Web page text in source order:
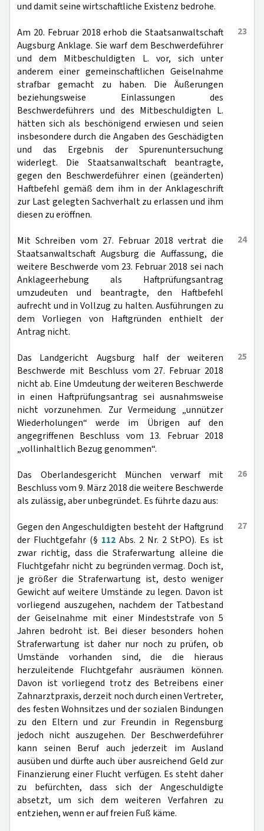
und damit seine wirtschaftliche Existenz bedrohe.
23
Am 20. Februar 2018 erhob die Staatsanwaltschaft
Augsburg Anklage. Sie warf dem Beschwerdeführer
und dem Mitbeschuldigten L. vor, sich unter
anderem einer gemeinschaftlichen Geiselnahme
strafbar gemacht zu haben. Die Äußerungen
beziehungsweise Einlassungen des
Beschwerdeführers und des Mitbeschuldigten L.
hätten sich als beschönigend erwiesen und seien
insbesondere durch die Angaben des Geschädigten
und das Ergebnis der Spurenuntersuchung
widerlegt. Die Staatsanwaltschaft beantragte,
gegen den Beschwerdeführer einen (geänderten)
Haftbefehl gemäß dem ihm in der Anklageschrift
zur Last gelegten Sachverhalt zu erlassen und ihm
diesen zu eröffnen.
24
Mit Schreiben vom 27. Februar 2018 vertrat die
Staatsanwaltschaft Augsburg die Auffassung, die
weitere Beschwerde vom 23. Februar 2018 sei nach
Anklageerhebung als Haftprüfungsantrag
umzudeuten und beantragte, den Haftbefehl
aufrecht und in Vollzug zu halten. Ausführungen zu
dem Vorliegen von Haftgründen enthielt der
Antrag nicht.
25
Das Landgericht Augsburg half der weiteren
Beschwerde mit Beschluss vom 27. Februar 2018
nicht ab. Eine Umdeutung der weiteren Beschwerde
in einen Haftprüfungsantrag sei ausnahmsweise
nicht vorzunehmen. Zur Vermeidung „unnützer
Wiederholungen“ werde im Übrigen auf den
angegriffenen Beschluss vom 13. Februar 2018
„vollinhaltlich Bezug genommen“.
26
Das Oberlandesgericht München verwarf mit
Beschluss vom 9. März 2018 die weitere Beschwerde
als zulässig, aber unbegründet. Es führte dazu aus:
27
Gegen den Angeschuldigten besteht der Haftgrund
der Fluchtgefahr (§ 112 Abs. 2 Nr. 2 StPO). Es ist
zwar richtig, dass die Straferwartung alleine die
Fluchtgefahr nicht zu begründen vermag. Doch ist,
je größer die Straferwartung ist, desto weniger
Gewicht auf weitere Umstände zu legen. Davon ist
vorliegend auszugehen, nachdem der Tatbestand
der Geiselnahme mit einer Mindeststrafe von 5
Jahren bedroht ist. Bei dieser besonders hohen
Straferwartung ist daher nur noch zu prüfen, ob
Umstände vorhanden sind, die die hieraus
herzuleitende Fluchtgefahr ausräumen können.
Davon ist vorliegend trotz des Betreibens einer
Zahnarztpraxis, derzeit noch durch einen Vertreter,
des festen Wohnsitzes und der sozialen Bindungen
zu den Eltern und zur Freundin in Regensburg
jedoch nicht auszugehen. Der Beschwerdeführer
kann seinen Beruf auch jederzeit im Ausland
ausüben und dürfte auch über ausreichend Geld zur
Finanzierung einer Flucht verfügen. Es steht daher
zu befürchten, dass sich der Angeschuldigte
absetzt, um sich dem weiteren Verfahren zu
entziehen, wenn er auf freien Fuß käme.